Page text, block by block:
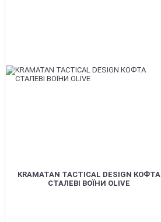
KRAMATAN TACTICAL DESIGN КОФТА
СТАЛЕВІ ВОЇНИ OLIVE